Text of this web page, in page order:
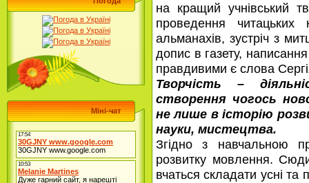
Міні-чат
на кращий учнівський
проведення читацьких
альманахів, зустріч з
допис в газету,
правдивими є слова
Творчість –
створення чогось
не лише в історію
науки, мистецтва.
Згідно з навчальною
розвитку мовлення.
вчаться складати усні